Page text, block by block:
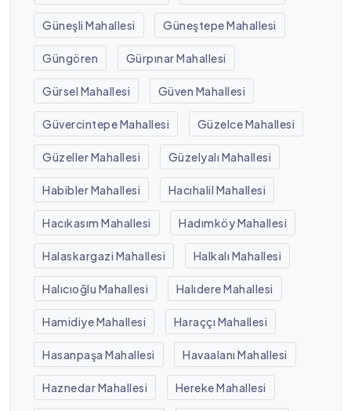
Güneşli Mahallesi Güneştepe Mahallesi
Güngören Gürpınar Mahallesi
Gürsel Mahallesi Güven Mahallesi
Güvercintepe Mahallesi Güzelce Mahallesi
Güzeller Mahallesi Güzelyalı Mahallesi
Habibler Mahallesi Hacıhalil Mahallesi
Hacıkasım Mahallesi Hadımköy Mahallesi
Halaskargazi Mahallesi Halkalı Mahallesi
Halıcıoğlu Mahallesi Halıdere Mahallesi
Hamidiye Mahallesi Haraççı Mahallesi
Hasanpaşa Mahallesi Havaalanı Mahallesi
Haznedar Mahallesi Hereke Mahallesi